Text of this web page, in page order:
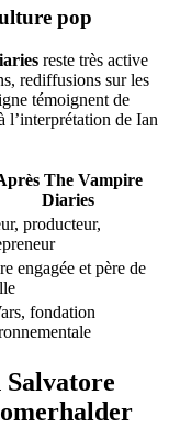
pop
reste très active
rediffusions sur les
témoignent de
l’interprétation de Ian
The Vampire
Diaries
producteur,
engagée et père de
fondation